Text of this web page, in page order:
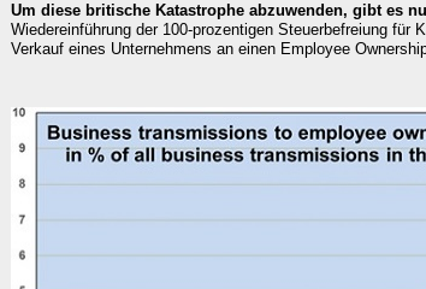
Um diese britische Katastrophe abzuwenden, gibt es
Wiedereinführung der 100-prozentigen Steuerbefreiung für
Verkauf eines Unternehmens an einen Employee